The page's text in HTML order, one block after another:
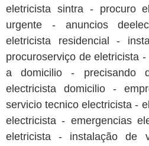
eletricista sintra - procuro
urgente - anuncios
eletricista residencial -
procuroserviço de eletricista
a domicilio - precisando
electricista domicilio -
servicio tecnico electricista -
electricista - emergencias
eletricista - instalação de